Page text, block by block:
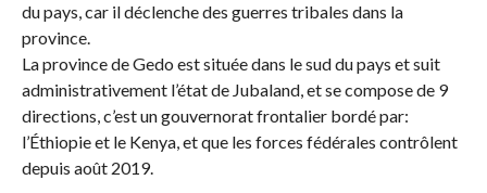
du pays, car il déclenche des guerres tribales dans la
province.
La province de Gedo est située dans le sud du pays et suit
administrativement l’état de Jubaland, et se compose de 9
directions, c’est un gouvernorat frontalier bordé par:
l’Éthiopie et le Kenya, et que les forces fédérales contrôlent
depuis août 2019.